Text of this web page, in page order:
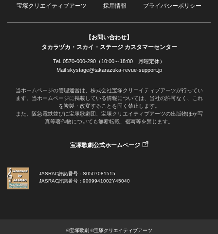
宝塚クリエイティブアーツ 採用情報 プライバシーポリシー
【お問い合わせ】
タカラヅカ・スカイ・ステージ カスタマーセンター
Tel. 0570-000-290（10:00～18:00 月曜定休）
Mail skystage@takarazuka-revue-support.jp
当ホームページの管理運営は、株式会社宝塚クリエイティブアーツが行ってい
ます。当ホームページに掲載している情報については、当社の許可なく、これ
を複製・改変することを固く禁止します。
また、阪急電鉄並びに宝塚歌劇団、宝塚クリエイティブアーツの出版物ほか写
真等著作物についても無断転載、複写等を禁じます。
宝塚歌劇公式ホームページ
JASRAC許諾番号：S0507081515
JASRAC許諾番号：9009941002Y45040
©宝塚歌劇 ©宝塚クリエイティブアーツ